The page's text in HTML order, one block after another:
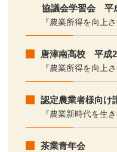
協議会学習会 平
『農業所得を向上
唐津南高校 平成
『農業所得を向上
認定農業者様向
『農業新時代を生
茶業青年会